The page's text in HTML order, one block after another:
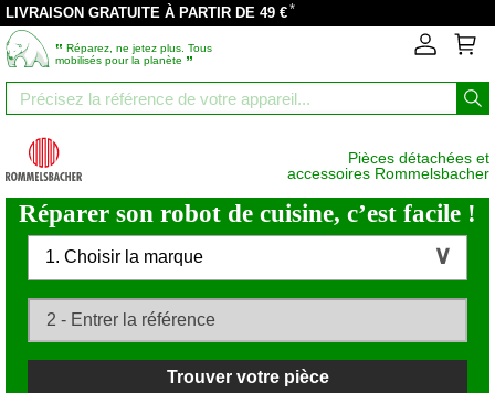
LIVRAISON GRATUITE À PARTIR DE 49 €*
‟ Réparez, ne jetez plus. Tous
mobilisés pour la planète ”
Pièces détachées et
accessoires Rommelsbacher
Réparer son robot de cuisine, c’est facile !
1. Choisir la marque
Trouver votre pièce